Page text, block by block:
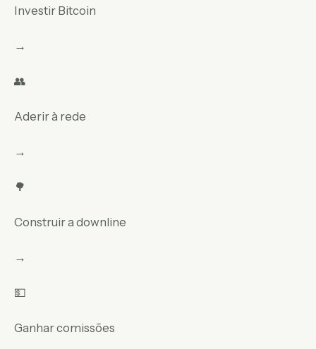
Investir Bitcoin
→
👥
Aderir à rede
→
🌳
Construir a downline
→
💵
Ganhar comissões